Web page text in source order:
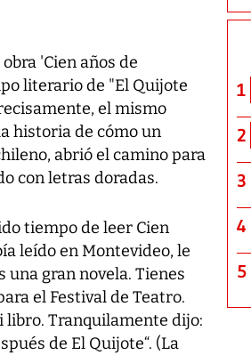
'Cien años de
literario de "El Quijote
el mismo
historia de cómo un
abrió el camino para
con letras doradas.
tiempo de leer Cien
leído en Montevideo, le
una gran novela. Tienes
el Festival de Teatro.
Tranquilamente dijo:
de El Quijote“. (La
1
2
3
4
5